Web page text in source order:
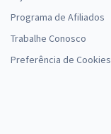
Programa de Afiliados
Trabalhe Conosco
Preferência de Cookies